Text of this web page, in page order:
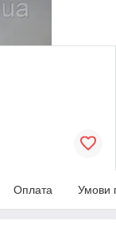
Оплата Умови